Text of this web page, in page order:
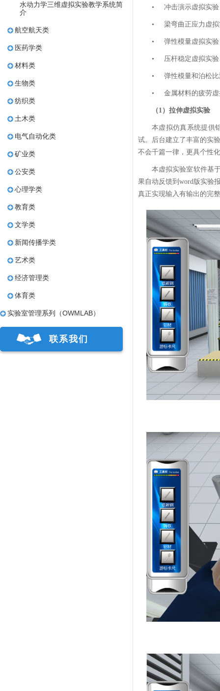
水动力学三维虚拟实验教学系统简
介
航空航天类
医药学类
材料类
生物类
纺织类
土木类
电气自动化类
矿业类
公安类
心理学类
教育类
文学类
新闻传播学类
艺术类
经济管理类
体育类
实验室管理系列（OWMLAB）
联系我们
• 冲击演示虚拟实验
• 梁弯曲正应力虚
• 弹性模量虚拟实验
• ​​​​​​​ 压杆稳定虚拟实验
• ​​​​​​​ 弹性模量和泊松
• ​​​​​​​ 金属材料的疲劳
（1）拉伸虚拟实验
本虚拟仿真系统提供
试。后台建立了丰富的实
不会千篇一律，更具个性
本虚拟实验室软件基
果自动反馈到word版实验
真正实现输入有输出的完